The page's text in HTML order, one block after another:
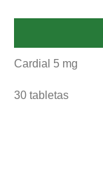
Cardial 5 mg
30 tabletas